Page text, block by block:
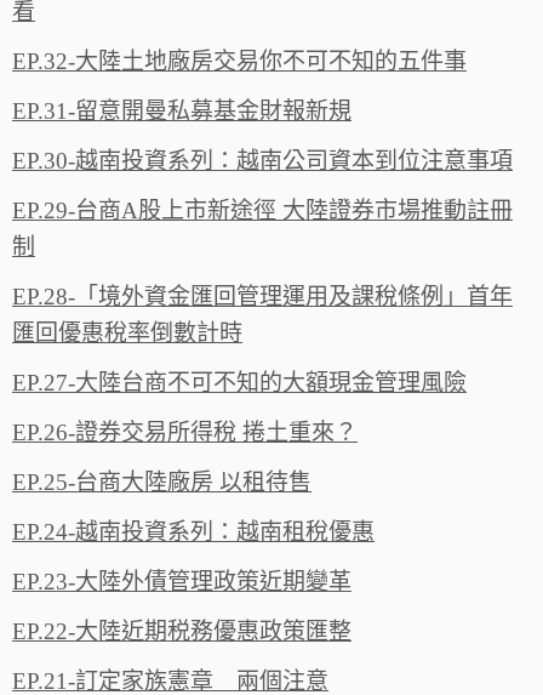
看
EP.32-大陸土地廠房交易你不可不知的五件事
EP.31-留意開曼私募基金財報新規
EP.30-越南投資系列：越南公司資本到位注意事項
EP.29-台商A股上市新途徑 大陸證券市場推動註冊
制
EP.28-「境外資金匯回管理運用及課稅條例」首年
匯回優惠稅率倒數計時
EP.27-大陸台商不可不知的大額現金管理風險
EP.26-證券交易所得稅 捲土重來？
EP.25-台商大陸廠房 以租待售
EP.24-越南投資系列：越南租稅優惠
EP.23-大陸外債管理政策近期變革
EP.22-大陸近期税務優惠政策匯整
EP.21-訂定家族憲章 兩個注意